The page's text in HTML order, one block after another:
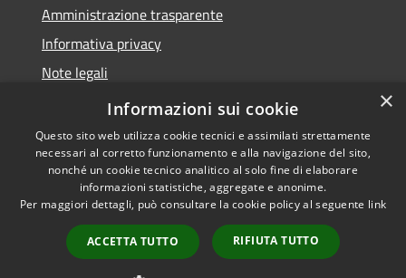
Amministrazione trasparente
Informativa privacy
Note legali
Dichiarazione di accessibilità
Accessibilità
Copyright © 2026 • Comune di
Barlassina • Powered by
Municipium•
Accesso
redazione
×
Informazioni sui cookie
Questo sito web utilizza cookie tecnici e assimilati strettamente
necessari al corretto funzionamento e alla navigazione del sito,
nonché un cookie tecnico analitico al solo fine di elaborare
informazioni statistiche, aggregate e anonime.
Per maggiori dettagli, può consultare la cookie policy al seguente link
ACCETTA TUTTO RIFIUTA TUTTO